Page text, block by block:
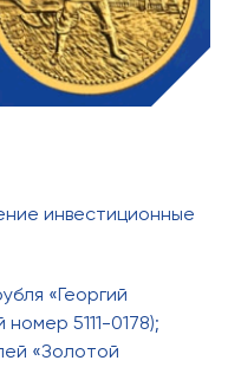
инвестиционные
«Георгий
5111-0178);
«Золотой